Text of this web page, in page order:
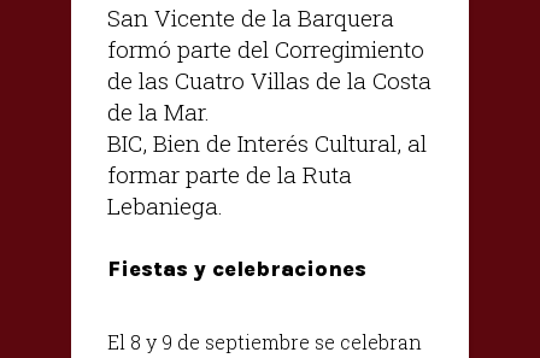
San Vicente de la Barquera
formó parte del Corregimiento
de las Cuatro Villas de la Costa
de la Mar.
BIC, Bien de Interés Cultural, al
formar parte de la Ruta
Lebaniega.
Fiestas y celebraciones
El 8 y 9 de septiembre se celebran